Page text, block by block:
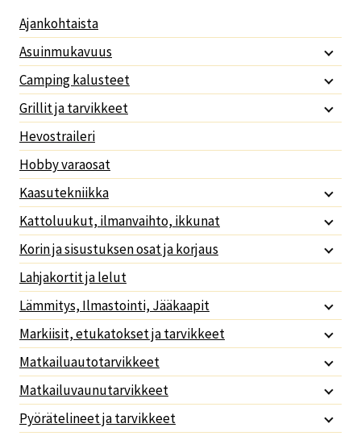
Ajankohtaista
Asuinmukavuus
Camping kalusteet
Grillit ja tarvikkeet
Hevostraileri
Hobby varaosat
Kaasutekniikka
Kattoluukut, ilmanvaihto, ikkunat
Korin ja sisustuksen osat ja korjaus
Lahjakortit ja lelut
Lämmitys, Ilmastointi, Jääkaapit
Markiisit, etukatokset ja tarvikkeet
Matkailuautotarvikkeet
Matkailuvaunutarvikkeet
Pyörätelineet ja tarvikkeet